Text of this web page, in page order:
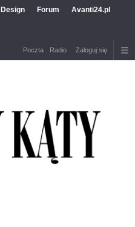
Design Forum Avanti24.pl
Poczta Radio Zaloguj się